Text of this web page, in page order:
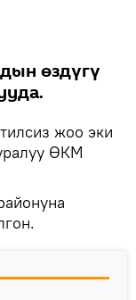
өздүгү
жоо эки
ӨКМ